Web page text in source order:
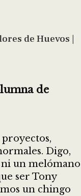
de Huevos |
de
Digo,
un melómano
ser Tony
un chingo